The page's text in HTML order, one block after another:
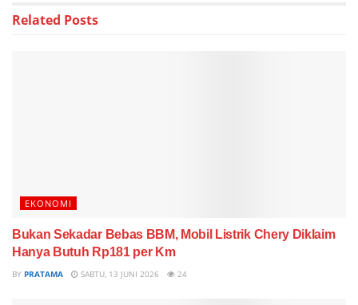
Related Posts
EKONOMI
Bukan Sekadar Bebas BBM, Mobil Listrik Chery Diklaim
Hanya Butuh Rp181 per Km
BY PRATAMA SABTU, 13 JUNI 2026 24